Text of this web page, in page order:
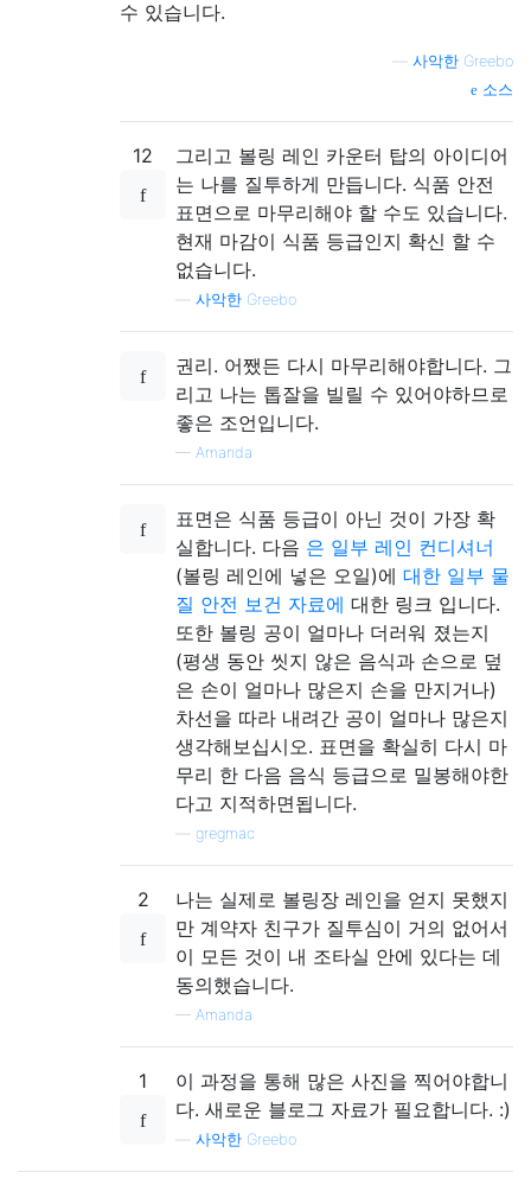
수 있습니다.
사악한 Greebo
소스
12
그리고 볼링 레인 카운터 탑의 아이디어
는 나를 질투하게 만듭니다. 식품 안전
표면으로 마무리해야 할 수도 있습니다.
현재 마감이 식품 등급인지 확신 할 수
없습니다.
사악한 Greebo
권리. 어쨌든 다시 마무리해야합니다. 그
리고 나는 톱잘을 빌릴 수 있어야하므로
좋은 조언입니다.
— Amanda
표면은 식품 등급이 아닌 것이 가장 확
실합니다. 다음 은 일부 레인 컨디셔너
(볼링 레인에 넣은 오일)에 대한 일부 물
질 안전 보건 자료에 대한 링크 입니다.
또한 볼링 공이 얼마나 더러워 졌는지
(평생 동안 씻지 않은 음식과 손으로 덮
은 손이 얼마나 많은지 손을 만지거나)
차선을 따라 내려간 공이 얼마나 많은지
생각해보십시오. 표면을 확실히 다시 마
무리 한 다음 음식 등급으로 밀봉해야한
다고 지적하면됩니다.
gregmac
2
나는 실제로 볼링장 레인을 얻지 못했지
만 계약자 친구가 질투심이 거의 없어서
이 모든 것이 내 조타실 안에 있다는 데
동의했습니다.
— Amanda
1
이 과정을 통해 많은 사진을 찍어야합니
다. 새로운 블로그 자료가 필요합니다. :)
사악한 Greebo